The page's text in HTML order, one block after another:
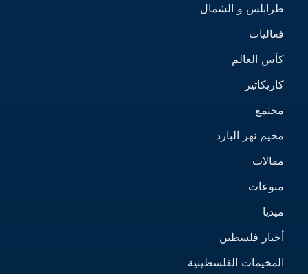
طرابلس و الشمال
فعاليات
كأس العالم
كاريكاتير
مجتمع
مخيم نهر البارد
مقالات
منوعات
ميديا
أخبار فلسطين
المخيمات الفلسطينية